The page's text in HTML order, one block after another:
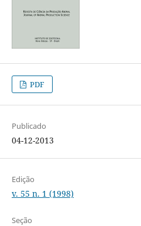
PDF
Publicado
04-12-2013
Edição
v. 55 n. 1 (1998)
Seção